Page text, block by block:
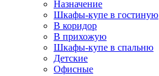
Назначение
Шкафы-купе в гостиную
В коридор
В прихожую
Шкафы-купе в спальню
Детские
Офисные